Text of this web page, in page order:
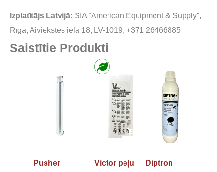
Izplatītājs Latvijā: SIA “American Equipment & Supply”,
Rīga, Aiviekstes iela 18, LV-1019, +371 26466885
Saistītie Produkti
Pusher
Victor peļu
Diptron